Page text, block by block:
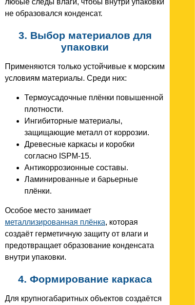
любые следы влаги, чтобы внутри упаковки
не образовался конденсат.
3. Выбор материалов для
упаковки
Применяются только устойчивые к морским
условиям материалы. Среди них:
Термоусадочные плёнки повышенной
плотности.
Ингибиторные материалы,
защищающие металл от коррозии.
Древесные каркасы и коробки
согласно ISPM-15.
Антикоррозионные составы.
Ламинированные и барьерные
плёнки.
Особое место занимает
металлизированная плёнка, которая
создаёт герметичную защиту от влаги и
предотвращает образование конденсата
внутри упаковки.
4. Формирование каркаса
Для крупногабаритных объектов создаётся